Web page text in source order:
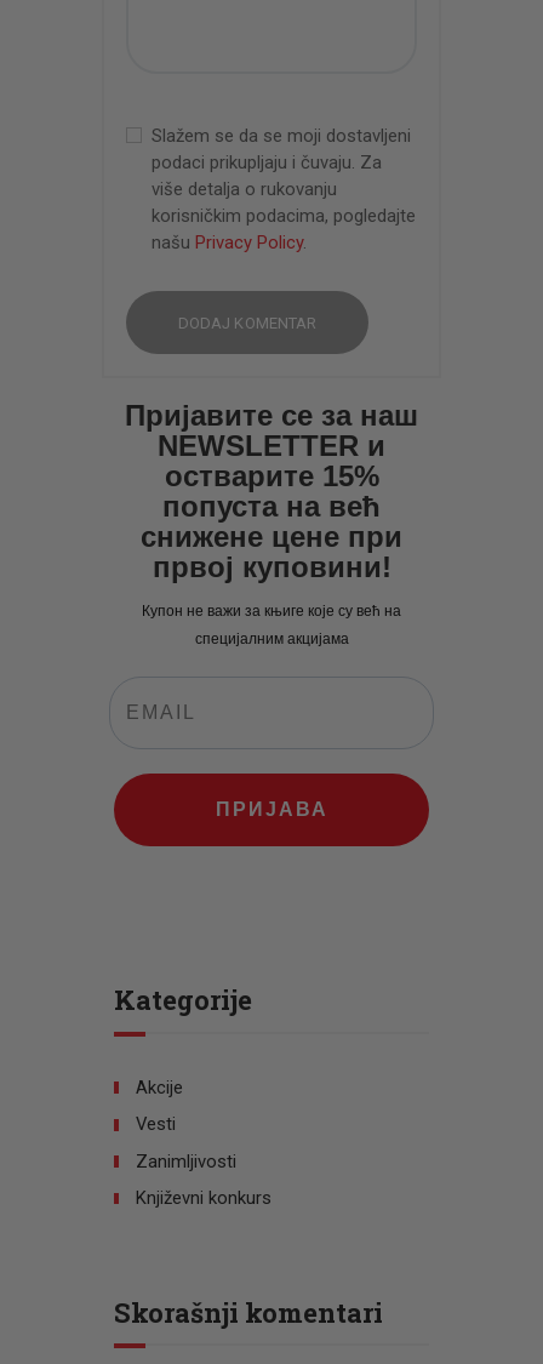
Slažem se da se moji dostavljeni
podaci prikupljaju i čuvaju. Za
više detalja o rukovanju
korisničkim podacima, pogledajte
našu Privacy Policy.
Пријавите се за наш
NEWSLETTER и
остварите 15%
попуста на већ
снижене цене при
првој куповини!
Купон не важи за књиге које су већ на
специјалним акцијама
ПРИЈАВА
Kategorije
Akcije
Vesti
Zanimljivosti
Književni konkurs
Skorašnji komentari